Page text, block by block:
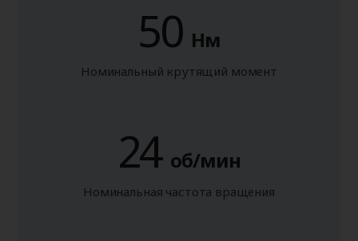
50 Нм
Номинальный крутящий момент
24 об/мин
Номинальная частота вращения